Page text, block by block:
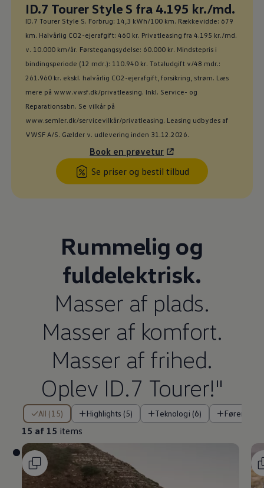
Ny pris:
ID.7 Tourer Style S fra 4.195 kr./md.
ID.7 Tourer Style S. Forbrug: 14,3 kWh/100 km. Rækkevidde: 679
km. Halvårlig CO2-ejerafgift: 460 kr. Privatleasing fra 4.195 kr./md.
v. 10.000 km/år. Førstegangsydelse: 60.000 kr. Mindstepris i
bindingsperiode (12 mdr.): 110.940 kr. Totaludgift v/48 mdr.:
261.960 kr. ekskl. halvårlig CO2-ejerafgift, forsikring, strøm. Læs
mere på www.vwsf.dk/privatleasing. Inkl. Service- og
Reparationsabn. Se vilkår på
www.semler.dk/servicevilkår/privatleasing. Leasing udbydes af
VWSF A/S. Gælder v. udlevering inden 31.12.2026.
Book en prøvetur
Se priser og bestil tilbud
Rummelig og
fuldelektrisk.
Masser af plads.
Masser af komfort.
Masser af frihed.
Oplev ID.7 Tourer!"
All (15) Highlights (5) Teknologi (6)
15 af 15 items
15 af 15 items